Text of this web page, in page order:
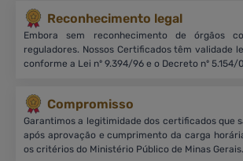
Reconhecimento legal
Embora sem reconhecimento de órgãos
reguladores. Nossos Certificados têm validade
conforme a Lei nº 9.394/96 e o Decreto nº 5.154/
Compromisso
Garantimos a legitimidade dos certificados que
após aprovação e cumprimento da carga
os critérios do Ministério Público de Minas Gerais.